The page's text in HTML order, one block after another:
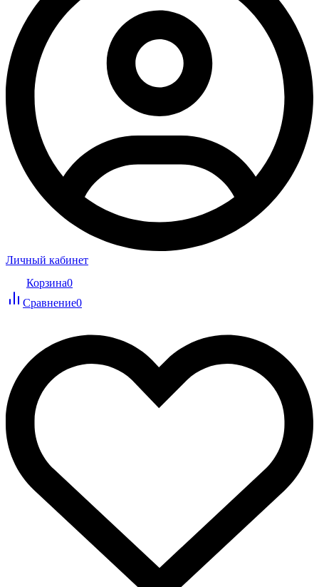
Личный кабинет
Корзина0
Сравнение0